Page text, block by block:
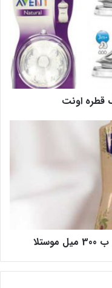
قطره اونت